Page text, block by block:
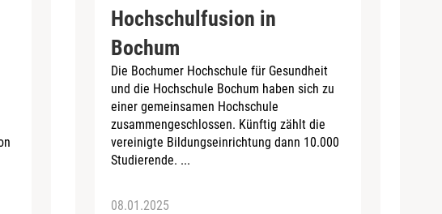
Hochschulfusion in
Bochum
Die Bochumer Hochschule für Gesundheit
und die Hochschule Bochum haben sich zu
einer gemeinsamen Hochschule
zusammengeschlossen. Künftig zählt die
vereinigte Bildungseinrichtung dann 10.000
Studierende. ...
08.01.2025